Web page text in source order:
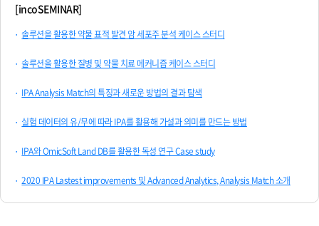
[incoSEMINAR]
솔루션을 활용한 약물 표적 발견 암 세포주 분석 케이스 스터디
솔루션을 활용한 질병 및 약물 치료 메커니즘 케이스 스터디
IPA Analysis Match의 특징과 새로운 방법의 결과 탐색
실험 데이터의 유/무에 따라 IPA를 활용해 가설과 의미를 만드는 방법
IPA와 OmicSoft Land DB를 활용한 독성 연구 Case study
2020 IPA Lastest improvements 및 Advanced Analytics, Analysis Match 소개